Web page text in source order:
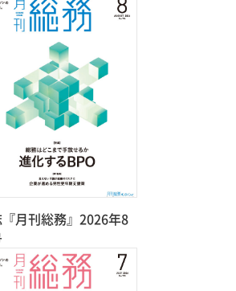
月刊総務』2026年8